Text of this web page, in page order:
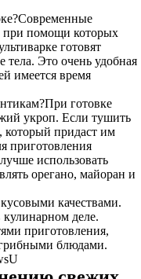
при помощи которых
готовят
Это очень удобная
имеется время
готовке
укроп. Если тушить
который придаст им
приготовления
использовать
орегано, майоран и
качествами.
деле.
приготовления,
блюдами.